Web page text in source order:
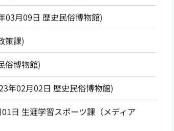
03月09日 歴史民俗博物館)
策課)
俗博物館)
年02月02日 歴史民俗博物館)
日 生涯学習スポーツ課（メディア